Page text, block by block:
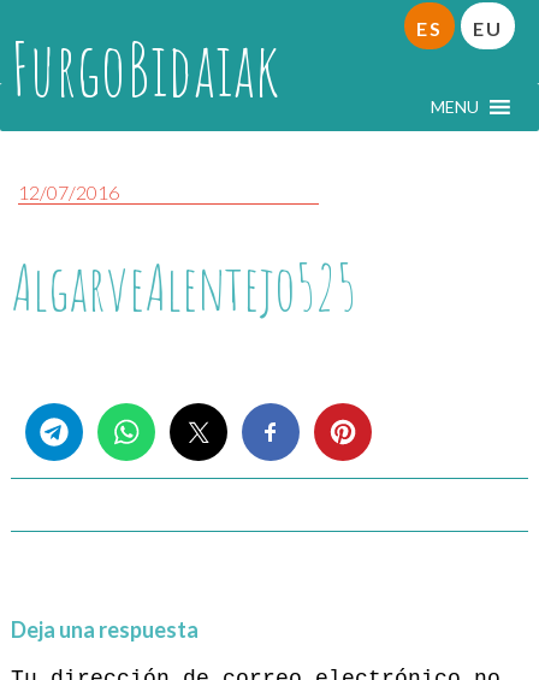
FurgoBidaiak MENU
ES EU
12/07/2016
AlgarveAlentejo525
Deja una respuesta